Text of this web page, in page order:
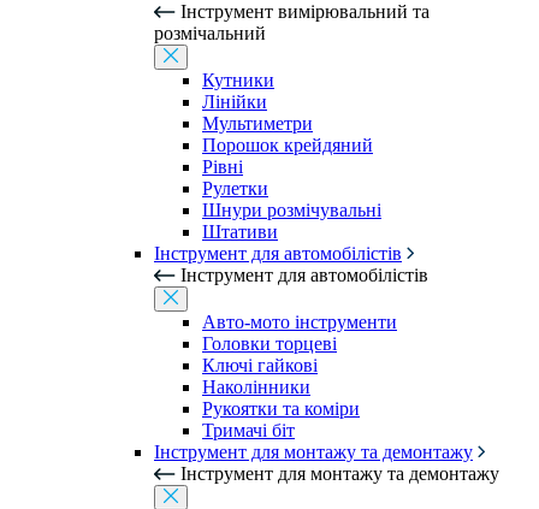
Інструмент вимірювальний та
розмічальний
Кутники
Лінійки
Мультиметри
Порошок крейдяний
Рівні
Рулетки
Шнури розмічувальні
Штативи
Інструмент для автомобілістів
Інструмент для автомобілістів
Авто-мото інструменти
Головки торцеві
Ключі гайкові
Наколінники
Рукоятки та коміри
Тримачі біт
Інструмент для монтажу та демонтажу
Інструмент для монтажу та демонтажу